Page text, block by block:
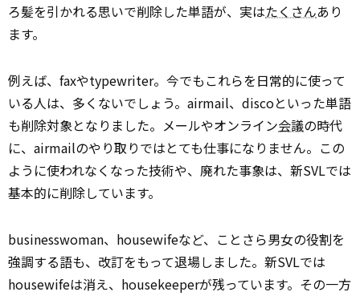
ろ髪を引かれる思いで削除した単語が、実はたくさんあり
ます。
例えば、faxやtypewriter。今でもこれらを日常的に使って
いる人は、多くないでしょう。airmail、discoといった単語
も削除対象となりました。メールやオンライン会議の時代
に、airmailのやり取りではとても仕事になりません。この
ように使われなくなった技術や、廃れた事象は、新SVLでは
基本的に削除しています。
businesswoman、housewifeなど、ことさら男女の役割を
強調する語も、改訂をもって退場しました。新SVLでは
housewifeは消え、housekeeperが残っています。その一方